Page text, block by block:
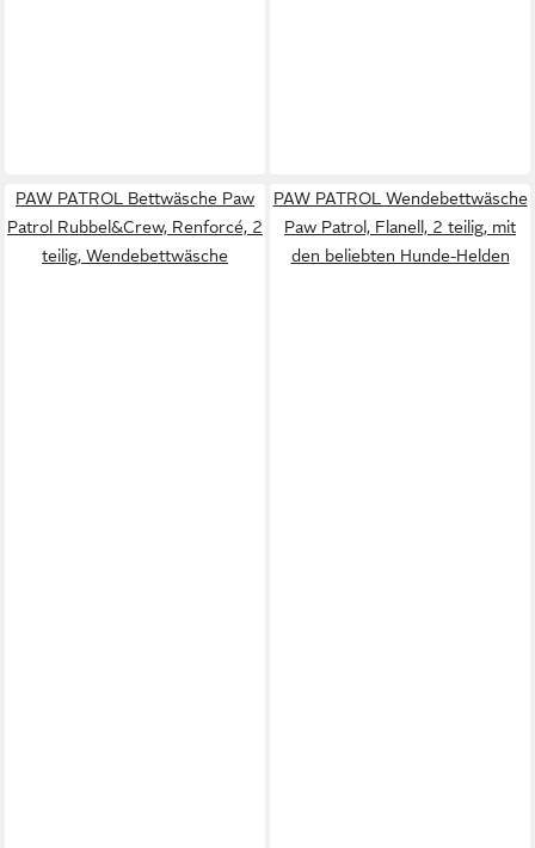
PAW PATROL Bettwäsche Paw
Patrol Rubbel&Crew, Renforcé, 2
teilig, Wendebettwäsche
PAW PATROL Wendebettwäsche
Paw Patrol, Flanell, 2 teilig, mit
den beliebten Hunde-Helden